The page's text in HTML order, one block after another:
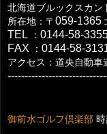
北海道ブルックスカン
所在地：〒 059-1365
TEL
： 0144-58-
FAX
： 0144-58-
アクセス：道央自動車
御前水ゴルフ倶楽部